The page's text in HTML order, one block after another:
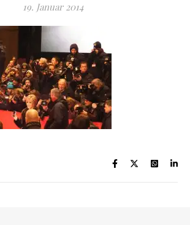
19. Januar 2014